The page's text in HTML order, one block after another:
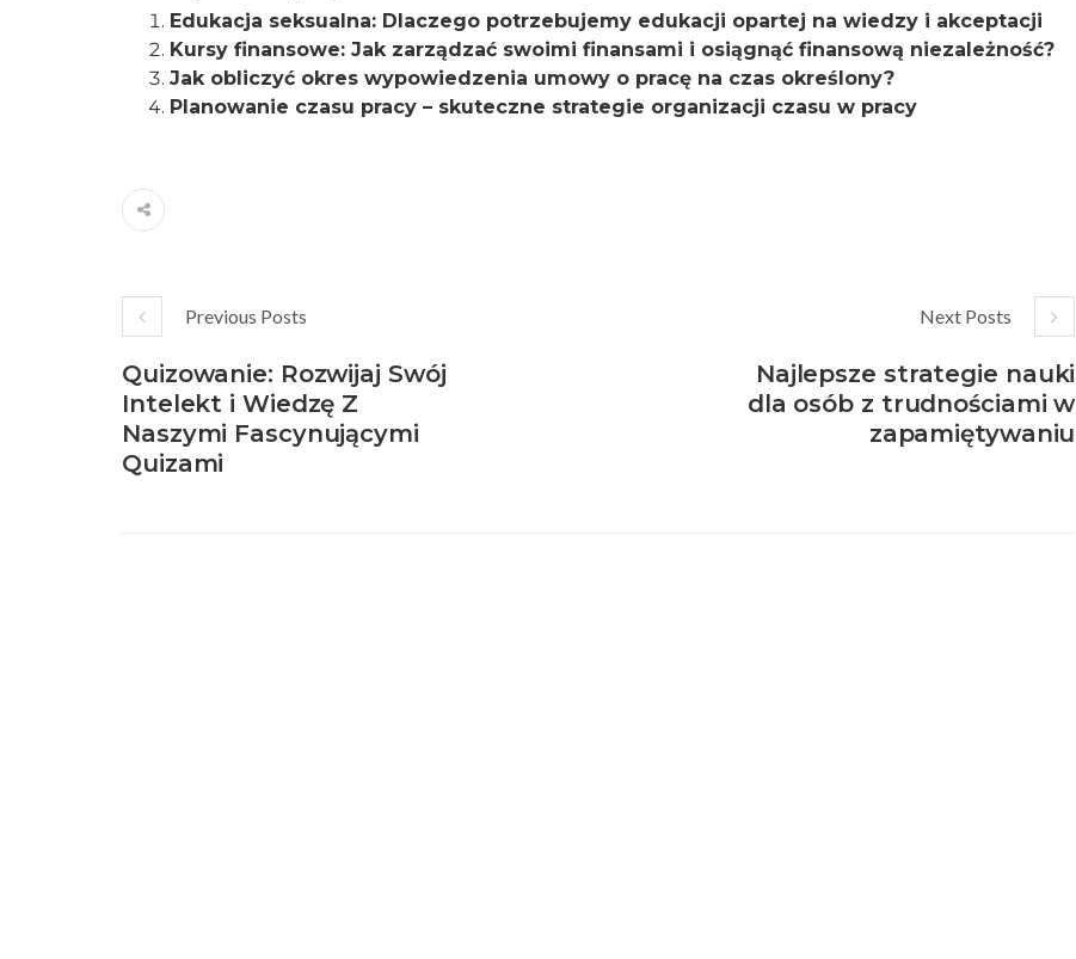
Edukacja seksualna: Dlaczego potrzebujemy edukacji opartej na wiedzy i akceptacji
Kursy finansowe: Jak zarządzać swoimi finansami i osiągnąć finansową niezależność?
Jak obliczyć okres wypowiedzenia umowy o pracę na czas określony?
Planowanie czasu pracy – skuteczne strategie organizacji czasu w pracy
Previous Posts
Quizowanie: Rozwijaj Swój
Intelekt i Wiedzę Z
Naszymi Fascynującymi
Quizami
Next Posts
Najlepsze strategie nauki
dla osób z trudnościami w
zapamiętywaniu